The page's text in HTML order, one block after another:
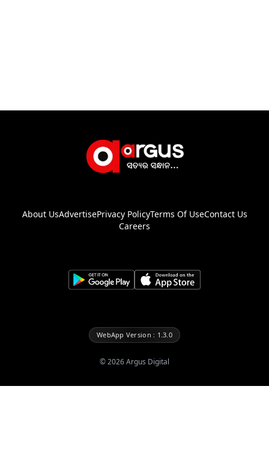
About UsAdvertisePrivacy PolicyTerms Of UseContact Us
Careers
WebApp Version : 1.3.0
©2026Argus Digital